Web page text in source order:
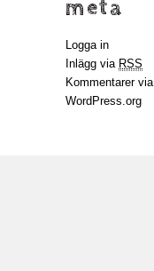
meta
Logga in
Inlägg via RSS
Kommentarer via
WordPress.org